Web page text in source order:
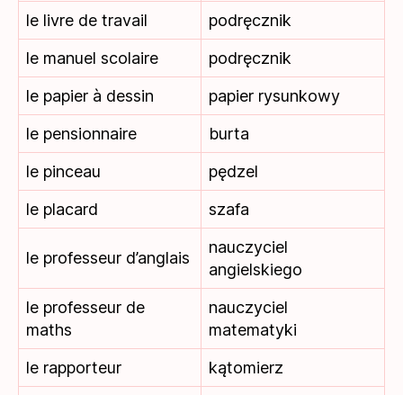
le livre de travail
podręcznik
le manuel scolaire
podręcznik
le papier à dessin
papier rysunkowy
le pensionnaire
burta
le pinceau
pędzel
le placard
szafa
le professeur d’anglais
nauczyciel
angielskiego
le professeur de
maths
nauczyciel
matematyki
le rapporteur
kątomierz